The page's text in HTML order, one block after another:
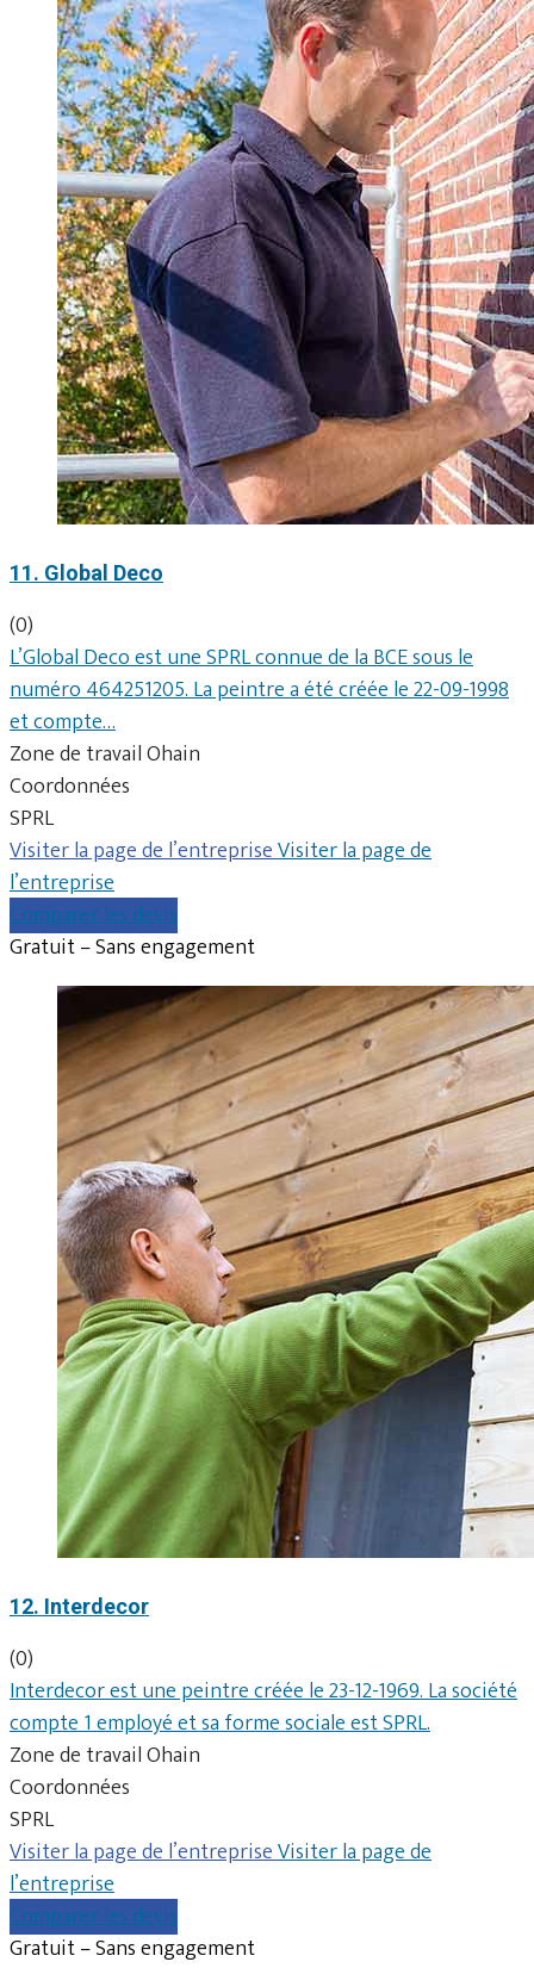
11. Global Deco
(0)
L’Global Deco est une SPRL connue de la BCE sous le
numéro 464251205. La peintre a été créée le 22-09-1998
et compte…
Zone de travail Ohain
Coordonnées
SPRL
Visiter la page de l’entrepriseVisiter la page de
l’entreprise
Comparer les devis
Gratuit – Sans engagement
12. Interdecor
(0)
Interdecor est une peintre créée le 23-12-1969. La société
compte 1 employé et sa forme sociale est SPRL.
Zone de travail Ohain
Coordonnées
SPRL
Visiter la page de l’entrepriseVisiter la page de
l’entreprise
Comparer les devis
Gratuit – Sans engagement